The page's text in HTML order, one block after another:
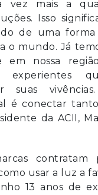
vez mais a
Isso
de uma forma
o mundo. Já
em nossa
experientes
suas
é conectar
da ACII,
contratam
usar a luz a
13 anos de